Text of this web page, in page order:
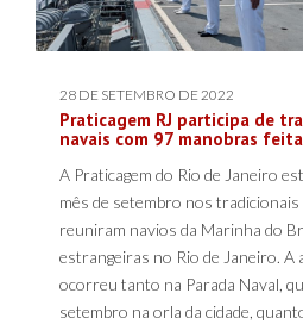
28 DE SETEMBRO DE 2022
Praticagem RJ participa de
navais com 97 manobras
A Praticagem do Rio de Janeiro
mês de setembro nos
reuniram navios da Marinha do
estrangeiras no Rio de Janeiro. A
ocorreu tanto na Parada Naval,
setembro na orla da cidade,